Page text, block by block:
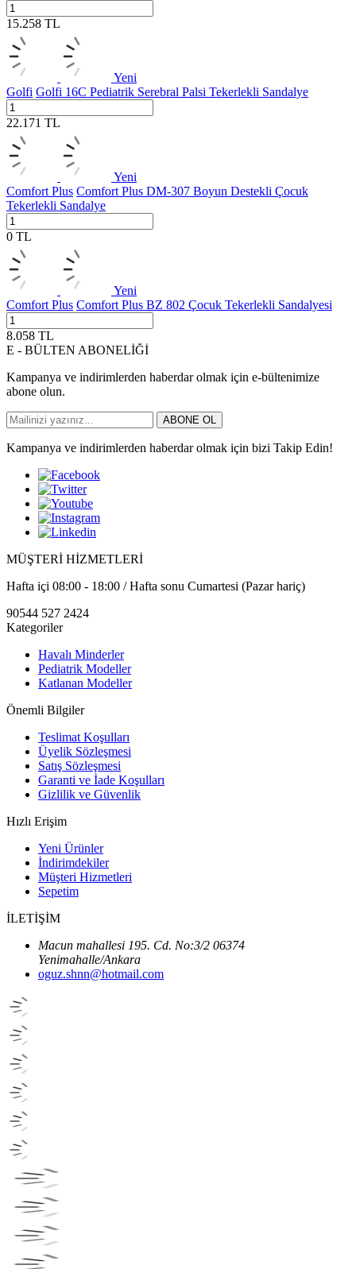
15.258 TL
Yeni
Golfi Golfi 16C Pediatrik Serebral Palsi Tekerlekli Sandalye
22.171 TL
Yeni
Comfort Plus Comfort Plus DM-307 Boyun Destekli Çocuk
Tekerlekli Sandalye
0 TL
Yeni
Comfort Plus Comfort Plus BZ 802 Çocuk Tekerlekli Sandalyesi
8.058 TL
E - BÜLTEN ABONELİĞİ
Kampanya ve indirimlerden haberdar olmak için e-bültenimize
abone olun.
ABONE OL
Kampanya ve indirimlerden haberdar olmak için bizi Takip Edin!
MÜŞTERİ HİZMETLERİ
Hafta içi 08:00 - 18:00 / Hafta sonu Cumartesi (Pazar hariç)
90544 527 2424
Kategoriler
Havalı Minderler
Pediatrik Modeller
Katlanan Modeller
Önemli Bilgiler
Teslimat Koşulları
Üyelik Sözleşmesi
Satış Sözleşmesi
Garanti ve İade Koşulları
Gizlilik ve Güvenlik
Hızlı Erişim
Yeni Ürünler
İndirimdekiler
Müşteri Hizmetleri
Sepetim
İLETİŞİM
Macun mahallesi 195. Cd. No:3/2 06374
Yenimahalle/Ankara
oguz.shnn@hotmail.com